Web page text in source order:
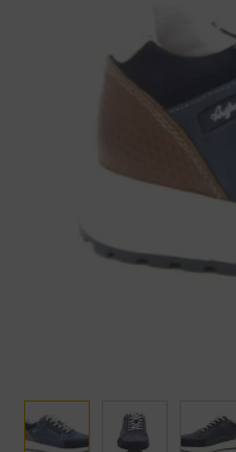
Verbandschoenen